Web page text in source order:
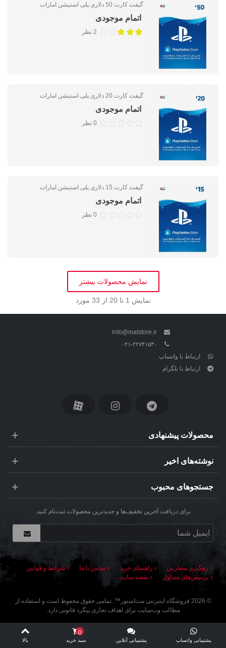
گیفت کارت 50 دلاری پلی استیشن امارات
اتمام موجودی
2 نظر
گیفت کارت 20 دلاری پلی استیشن امارات
اتمام موجودی
0 نظر
گیفت کارت 15 دلاری پلی استیشن امارات
اتمام موجودی
0 نظر
نمایش محصولات بیشتر
نمایش 1 تا 20 از 33 مورد
info@matstore.ir
۰۲۱-۲۲۷۴۱۵۳۰
ارتباط با واتساپ
ارتباط با تلگرام
محصولات پیشنهادی
نوشته‌های اخیر
جستجوهای محبوب
برای دریافت آخرین تخفیف‌ها و جدیدترین محصولات ثبت‌نام کنید.
رهگیری سفارش راهنمای خرید تماس با ما
شرایط و قوانین
پرسش‌های متداول
نقشه سایت
©
2026 فروشگاه اینترنتی مت‌استور ™. تمامی حقوق محفوظ است و استفاده از
مطالب وب‌سایت برای اهداف تجاری پیگرد قانونی دارد.
پشتیبانی واتساپ پشتیبانی آنلاین سبد خرید
0
بالا